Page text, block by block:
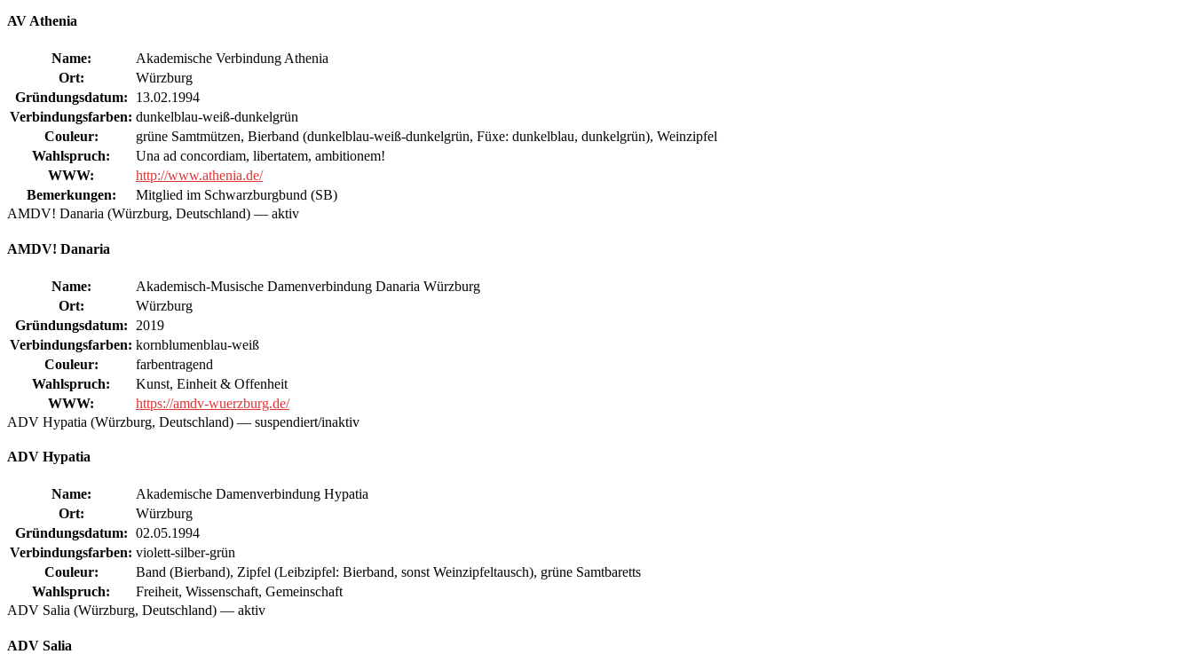
AV Athenia
Name:
Akademische Verbindung Athenia
Ort:
Würzburg
Gründungsdatum:
13.02.1994
Verbindungsfarben: dunkelblau-weiß-dunkelgrün
Couleur:
grüne Samtmützen, Bierband (dunkelblau-weiß-dunkelgrün, Füxe: dunkelblau, dunkelgrün), Weinzipfel
Wahlspruch:
Una ad concordiam, libertatem, ambitionem!
WWW:
http://www.athenia.de/
Bemerkungen:
Mitglied im Schwarzburgbund (SB)
AMDV! Danaria (Würzburg, Deutschland) — aktiv
AMDV! Danaria
Name:
Akademisch-Musische Damenverbindung Danaria Würzburg
Ort:
Würzburg
Gründungsdatum:
2019
Verbindungsfarben: kornblumenblau-weiß
Couleur:
farbentragend
Wahlspruch:
Kunst, Einheit & Offenheit
WWW:
https://amdv-wuerzburg.de/
ADV Hypatia (Würzburg, Deutschland) — suspendiert/inaktiv
ADV Hypatia
Name:
Akademische Damenverbindung Hypatia
Ort:
Würzburg
Gründungsdatum: 02.05.1994
Verbindungsfarben: violett-silber-grün
Couleur:
Band (Bierband), Zipfel (Leibzipfel: Bierband, sonst Weinzipfeltausch), grüne Samtbaretts
Wahlspruch:
Freiheit, Wissenschaft, Gemeinschaft
ADV Salia (Würzburg, Deutschland) — aktiv
ADV Salia